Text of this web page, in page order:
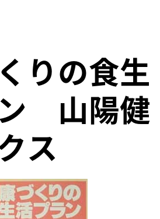
りの食生
山陽健
ス